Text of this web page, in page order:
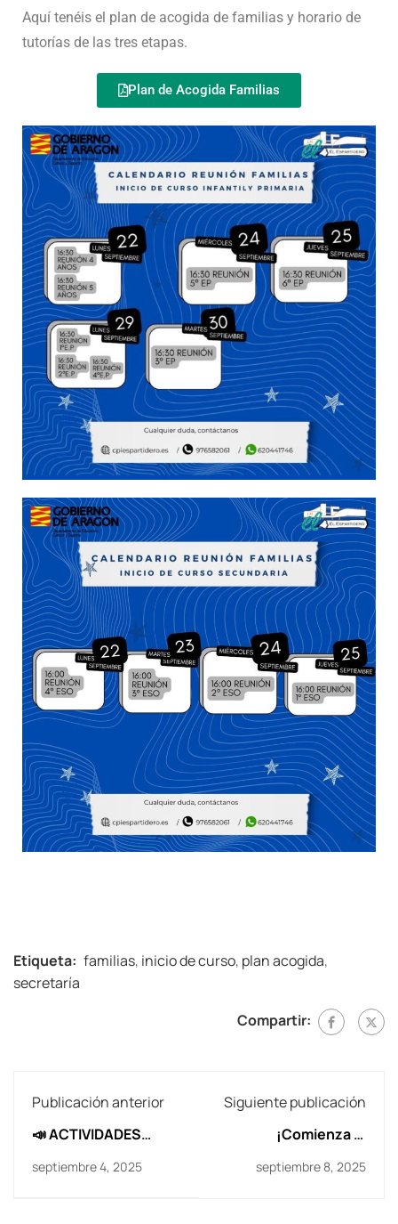
Aquí tenéis el plan de acogida de familias y horario de
tutorías de las tres etapas.
Plan de Acogida Familias
Etiqueta: familias, inicio de curso, plan acogida,
secretaría
Compartir:
Publicación anterior
📣 ACTIVIDADES
CPI EL ESPARTIDERO |
septiembre 4, 2025
Siguiente publicación
¡Comienza el
septiembre 8, 2025